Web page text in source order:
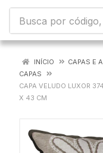
INÍCIO
CAPAS E
CAPAS
CAPA VELUDO LUXOR
X 43 CM